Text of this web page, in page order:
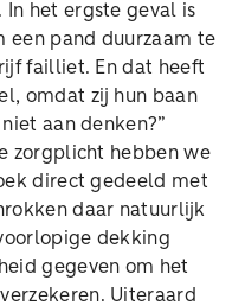
In het ergste geval is
een pand duurzaam te
failliet. En dat heeft
omdat zij hun baan
aan denken?”
zorgplicht hebben we
direct gedeeld met
daar natuurlijk
dekking
gegeven om het
Uiteraard